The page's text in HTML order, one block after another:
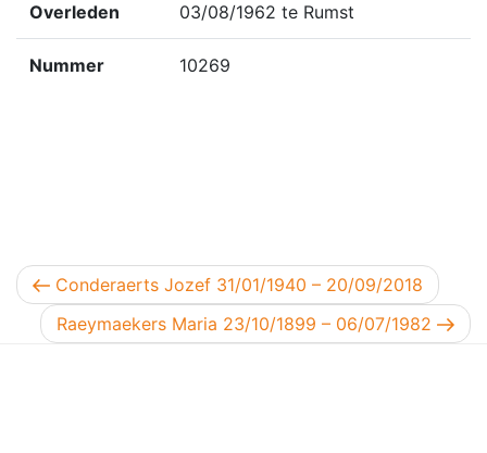
Overleden 03/08/1962 te Rumst
Nummer 10269
Berichtnavigatie
Vorig bericht
Conderaerts Jozef 31/01/1940 – 20/09/2018
Volgend bericht
Raeymaekers Maria 23/10/1899 – 06/07/1982